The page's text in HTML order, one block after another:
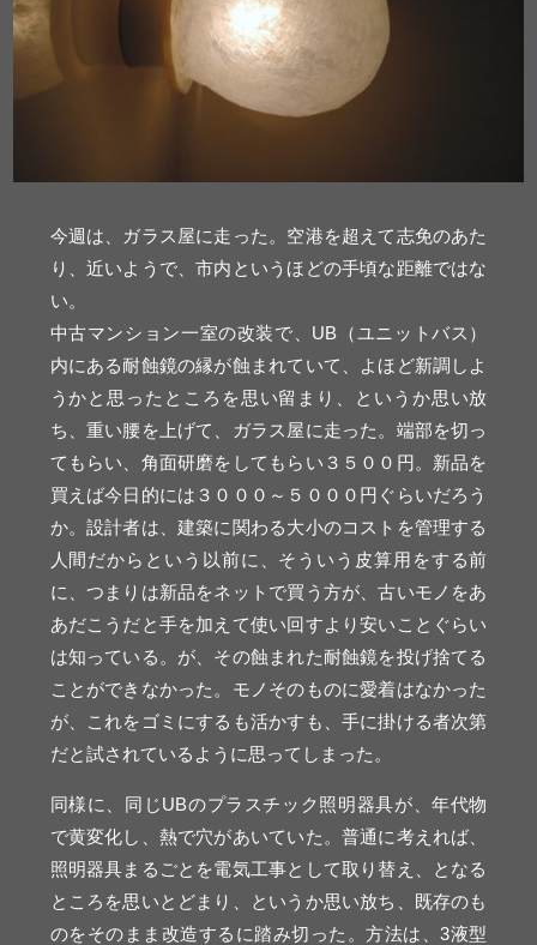
今週は、ガラス屋に走った。空港を超えて志免のあた
り、近いようで、市内というほどの手頃な距離ではな
い。
中古マンション一室の改装で、UB（ユニットバス）
内にある耐蝕鏡の縁が蝕まれていて、よほど新調しよ
うかと思ったところを思い留まり、というか思い放
ち、重い腰を上げて、ガラス屋に走った。端部を切っ
てもらい、角面研磨をしてもらい３５００円。新品を
買えば今日的には３０００～５０００円ぐらいだろう
か。設計者は、建築に関わる大小のコストを管理する
人間だからという以前に、そういう皮算用をする前
に、つまりは新品をネットで買う方が、古いモノをあ
あだこうだと手を加えて使い回すより安いことぐらい
は知っている。が、その蝕まれた耐蝕鏡を投げ捨てる
ことができなかった。モノそのものに愛着はなかった
が、これをゴミにするも活かすも、手に掛ける者次第
だと試されているように思ってしまった。
同様に、同じUBのプラスチック照明器具が、年代物
で黄変化し、熱で穴があいていた。普通に考えれば、
照明器具まるごとを電気工事として取り替え、となる
ところを思いとどまり、というか思い放ち、既存のも
のをそのまま改造するに踏み切った。方法は、3液型